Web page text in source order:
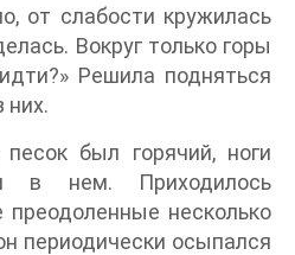
от слабости кружилась
Вокруг только горы
Решила подняться
них.
был горячий, ноги
в нем. Приходилось
несколько
периодически осыпался